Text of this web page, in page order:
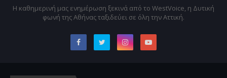
Η καθημερινή μας ενημέρωση ξεκινά από το WestVoice, η Δυτική
φωνή της Αθήνας ταξιδεύει σε όλη την Αττική.